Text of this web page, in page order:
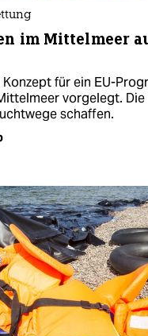
im Mittelmeer
Konzept für ein EU-
vorgelegt. Die
schaffen.